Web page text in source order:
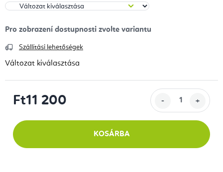
Szállítási lehetőségek
Változat kiválasztása
Ft11 200
KOSÁRBA